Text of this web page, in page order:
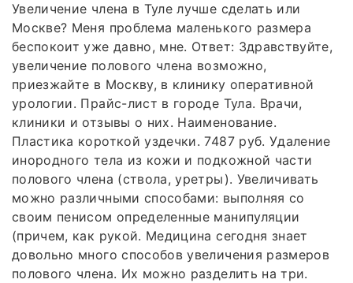
Увеличение члена в Туле лучше сделать или
Москве? Меня проблема маленького размера
беспокоит уже давно, мне. Ответ: Здравствуйте,
увеличение полового члена возможно,
приезжайте в Москву, в клинику оперативной
урологии. Прайс-лист в городе Тула. Врачи,
клиники и отзывы о них. Наименование.
Пластика короткой уздечки. 7487 руб. Удаление
инородного тела из кожи и подкожной части
полового члена (ствола, уретры). Увеличивать
можно различными способами: выполняя со
своим пенисом определенные манипуляции
(причем, как рукой. Медицина сегодня знает
довольно много способов увеличения размеров
полового члена. Их можно разделить на три.